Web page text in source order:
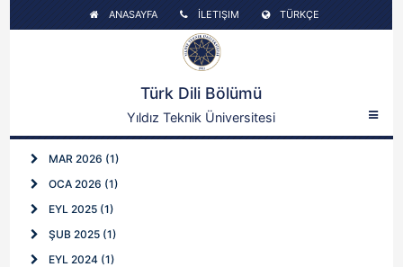
ANASAYFA İLETIŞIM TÜRKÇE
Türk Dili Bölümü
Yıldız Teknik Üniversitesi
MAR 2026 (1)
OCA 2026 (1)
EYL 2025 (1)
ŞUB 2025 (1)
EYL 2024 (1)